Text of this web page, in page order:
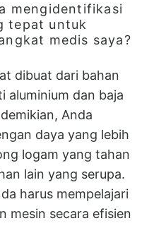
mengidentifikasi
tepat untuk
medis saya?
dibuat dari bahan
aluminium dan baja
Anda
daya yang lebih
logam yang tahan
lain yang serupa.
harus mempelajari
mesin secara efisien